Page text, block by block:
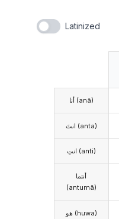
Latinized
أنا (anā)
انتَ (anta)
انتِ (anti)
أنتما
(antumā)
هو (huwa)